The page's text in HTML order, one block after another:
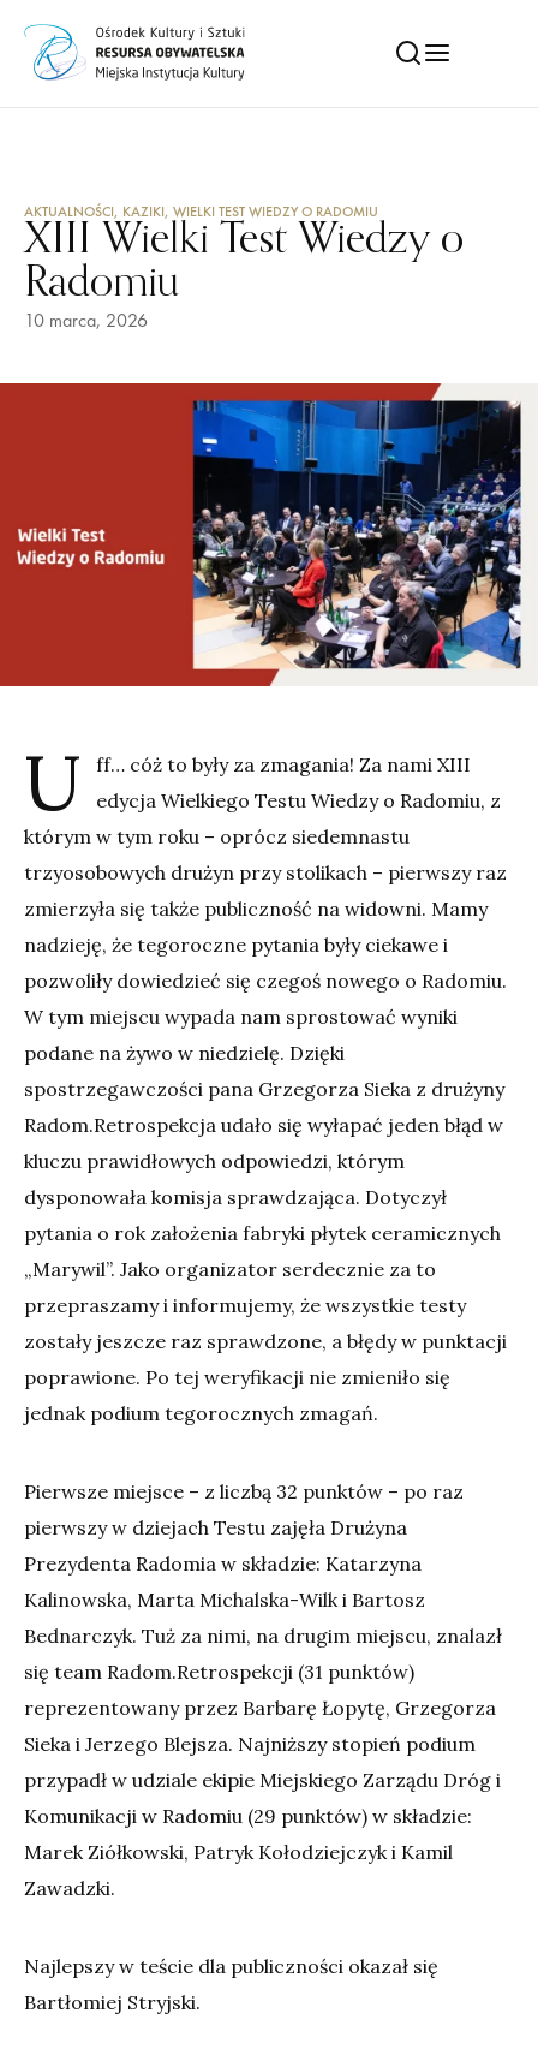
AKTUALNOŚCI, KAZIKI, WIELKI TEST WIEDZY O RADOMIU
XIII Wielki Test Wiedzy o
Radomiu
10 marca, 2026
U
ff… cóż to były za zmagania! Za nami XIII
edycja Wielkiego Testu Wiedzy o Radomiu, z
którym w tym roku – oprócz siedemnastu
trzyosobowych drużyn przy stolikach – pierwszy raz
zmierzyła się także publiczność na widowni. Mamy
nadzieję, że tegoroczne pytania były ciekawe i
pozwoliły dowiedzieć się czegoś nowego o Radomiu.
W tym miejscu wypada nam sprostować wyniki
podane na żywo w niedzielę. Dzięki
spostrzegawczości pana Grzegorza Sieka z drużyny
Radom.Retrospekcja udało się wyłapać jeden błąd w
kluczu prawidłowych odpowiedzi, którym
dysponowała komisja sprawdzająca. Dotyczył
pytania o rok założenia fabryki płytek ceramicznych
„Marywil”. Jako organizator serdecznie za to
przepraszamy i informujemy, że wszystkie testy
zostały jeszcze raz sprawdzone, a błędy w punktacji
poprawione. Po tej weryfikacji nie zmieniło się
jednak podium tegorocznych zmagań.
Pierwsze miejsce – z liczbą 32 punktów – po raz
pierwszy w dziejach Testu zajęła Drużyna
Prezydenta Radomia w składzie: Katarzyna
Kalinowska, Marta Michalska-Wilk i Bartosz
Bednarczyk. Tuż za nimi, na drugim miejscu, znalazł
się team Radom.Retrospekcji (31 punktów)
reprezentowany przez Barbarę Łopytę, Grzegorza
Sieka i Jerzego Blejsza. Najniższy stopień podium
przypadł w udziale ekipie Miejskiego Zarządu Dróg i
Komunikacji w Radomiu (29 punktów) w składzie:
Marek Ziółkowski, Patryk Kołodziejczyk i Kamil
Zawadzki.
Najlepszy w teście dla publiczności okazał się
Bartłomiej Stryjski.